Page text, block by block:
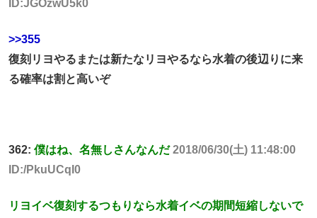
ID:JGOzwU5k0
>>355
復刻リヨやるまたは新たなリヨやるなら水着の後辺りに来
る確率は割と高いぞ
362: 僕はね、名無しさんなんだ 2018/06/30(土) 11:48:00
ID:/PkuUCqI0
リヨイベ復刻するつもりなら水着イベの期間短縮しないで